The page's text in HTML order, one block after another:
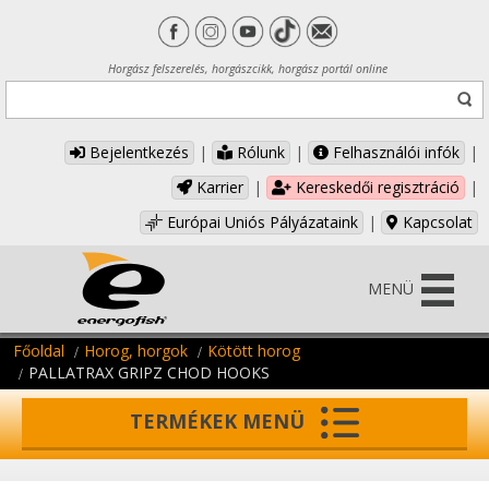
Horgász felszerelés, horgászcikk, horgász portál online
Bejelentkezés | Rólunk | Felhasználói infók
|
Karrier
| Kereskedői regisztráció
|
Európai Uniós Pályázataink
| Kapcsolat
MENÜ
Főoldal Horog, horgok
Kötött horog
PALLATRAX GRIPZ CHOD HOOKS
TERMÉKEK MENÜ